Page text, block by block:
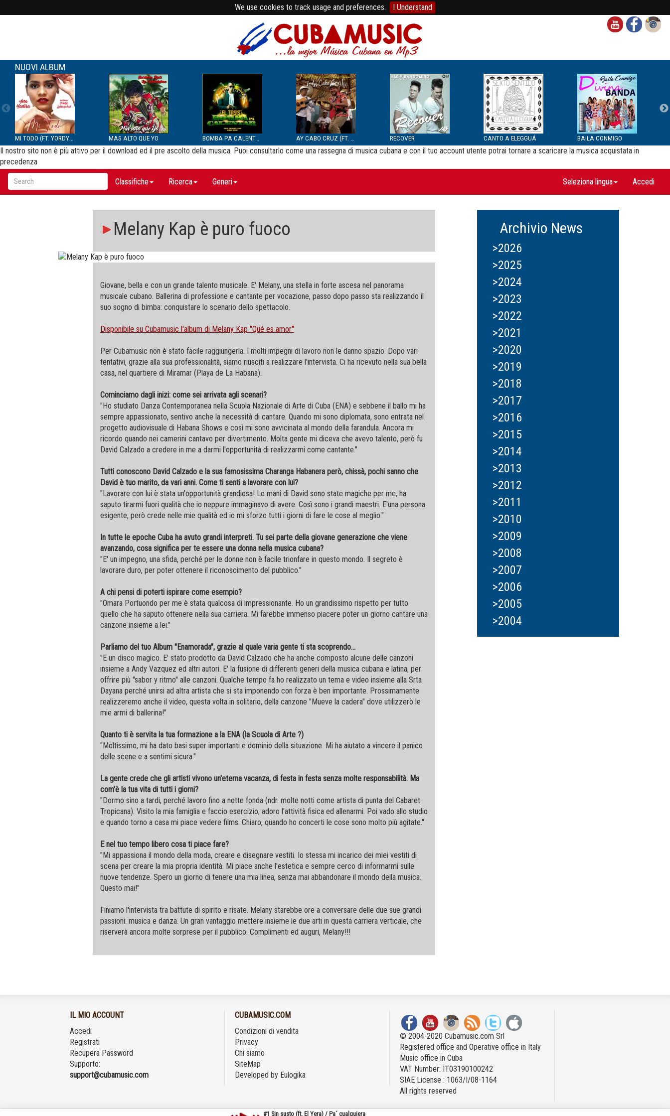
We use cookies to track usage and preferences. I Understand
NUOVI ALBUM
MAS ALTO QUE YO BOMBA PA CALENTAR RECOVER CANTO A ELEGGUÁ BAILA CONMIGO
Il nostro sito non è più attivo per il download ed il pre ascolto della musica. Puoi consultarlo come una rassegna di musica cubana e con il tuo account utente potrai tornare a scaricare la musica acquistata in
precedenza
Classifiche Ricerca Generi Seleziona lingua Accedi
Melany Kap è puro fuoco
Giovane, bella e con un grande talento musicale. E' Melany, una stella in forte ascesa nel panorama
musicale cubano. Ballerina di professione e cantante per vocazione, passo dopo passo sta realizzando il
suo sogno di bimba: conquistare lo scenario dello spettacolo.
Disponibile su Cubamusic l'album di Melany Kap "Qué es amor"
Per Cubamusic non è stato facile raggiungerla. I molti impegni di lavoro non le danno spazio. Dopo vari
tentativi, grazie alla sua professionalità, siamo riusciti a realizzare l'intervista. Ci ha ricevuto nella sua bella
casa, nel quartiere di Miramar (Playa de La Habana).
Cominciamo dagli inizi: come sei arrivata agli scenari?
"Ho studiato Danza Contemporanea nella Scuola Nazionale di Arte di Cuba (ENA) e sebbene il ballo mi ha
sempre appassionato, sentivo anche la necessità di cantare. Quando mi sono diplomata, sono entrata nel
progetto audiovisuale di Habana Shows e così mi sono avvicinata al mondo della farandula. Ancora mi
ricordo quando nei camerini cantavo per divertimento. Molta gente mi diceva che avevo talento, però fu
David Calzado a credere in me a darmi l'opportunità di realizzarmi come cantante."
Tutti conoscono David Calzado e la sua famosissima Charanga Habanera però, chissà, pochi sanno che
David è tuo marito, da vari anni. Come ti senti a lavorare con lui?
"Lavorare con lui è stata un'opportunità grandiosa! Le mani di David sono state magiche per me, ha
saputo tirarmi fuori qualità che io neppure immaginavo di avere. Così sono i grandi maestri. E'una persona
esigente, però crede nelle mie qualità ed io mi sforzo tutti i giorni di fare le cose al meglio."
In tutte le epoche Cuba ha avuto grandi interpreti. Tu sei parte della giovane generazione che viene
avanzando, cosa significa per te essere una donna nella musica cubana?
"E' un impegno, una sfida, perché per le donne non è facile trionfare in questo mondo. Il segreto è
lavorare duro, per poter ottenere il riconoscimento del pubblico."
A chi pensi di poterti ispirare come esempio?
"Omara Portuondo per me è stata qualcosa di impressionante. Ho un grandissimo rispetto per tutto
quello che ha saputo ottenere nella sua carriera. Mi farebbe immenso piacere poter un giorno cantare una
canzone insieme a lei."
Parliamo del tuo Album "Enamorada", grazie al quale varia gente ti sta scoprendo...
"E un disco magico. E' stato prodotto da David Calzado che ha anche composto alcune delle canzoni
insieme a Andy Vazquez ed altri autori. E' la fusione di differenti generi della musica cubana e latina, per
offrire più "sabor y ritmo" alle canzoni. Qualche tempo fa ho realizzato un tema e video insieme alla Srta
Dayana perché unirsi ad altra artista che si sta imponendo con forza è ben importante. Prossimamente
realizzeremo anche il video, questa volta in solitario, della canzone "Mueve la cadera" dove utilizzerò le
mie armi di ballerina!"
Quanto ti è servita la tua formazione a la ENA (la Scuola di Arte ?)
"Moltissimo, mi ha dato basi super importanti e dominio della situazione. Mi ha aiutato a vincere il panico
delle scene e a sentimi sicura."
La gente crede che gli artisti vivono un'eterna vacanza, di festa in festa senza molte responsabilità. Ma
com'è la tua vita di tutti i giorni?
"Dormo sino a tardi, perché lavoro fino a notte fonda (ndr. molte notti come artista di punta del Cabaret
Tropicana). Visito la mia famiglia e faccio esercizio, adoro l'attività fisica ed allenarmi. Poi vado allo studio
e quando torno a casa mi piace vedere films. Chiaro, quando ho concerti le cose sono molto più agitate."
E nel tuo tempo libero cosa ti piace fare?
"Mi appassiona il mondo della moda, creare e disegnare vestiti. Io stessa mi incarico dei miei vestiti di
scena per creare la mia propria identità. Mi piace anche l'estetica e sempre cerco di informarmi sulle
nuove tendenze. Spero un giorno di tenere una mia linea, senza mai abbandonare il mondo della musica.
Questo mai!"
Finiamo l'intervista tra battute di spirito e risate. Melany starebbe ore a conversare delle due sue grandi
passioni: musica e danza. Un gran vantaggio mettere insieme le due arti in questa carriera verticale, che
riserverà ancora molte sorprese per il pubblico. Complimenti ed auguri, Melany!!!
Archivio News
>2026
>2025
>2024
>2023
>2022
>2021
>2020
>2019
>2018
>2017
>2016
>2015
>2014
>2013
>2012
>2011
>2010
>2009
>2008
>2007
>2006
>2005
>2004
IL MIO ACCOUNT
Accedi
Registrati
Recupera Password
Supporto:
support@cubamusic.com
CUBAMUSIC.COM
Condizioni di vendita
Privacy
Chi siamo
SiteMap
Developed by Eulogika
© 2004-2020 Cubamusic.com Srl
Registered office and Operative office in Italy
Music office in Cuba
VAT Number: IT03190100242
SIAE License : 1063/I/08-1164
All rights reserved
#1 Sin susto (ft. El Yera) / Pa´ cualquiera